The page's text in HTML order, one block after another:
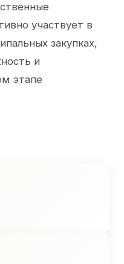
участвует в
закупках,
и
этапе